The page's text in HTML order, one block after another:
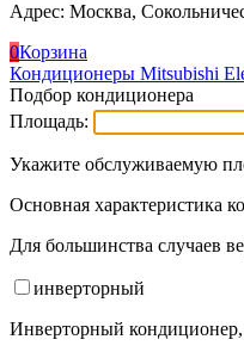
Адрес: Москва,
0Корзина
Кондиционеры Mitsubishi
Подбор кондиционера
Площадь:
Укажите обслуживаемую
Основная характеристика
Для большинства случаев
инверторный
Инверторный